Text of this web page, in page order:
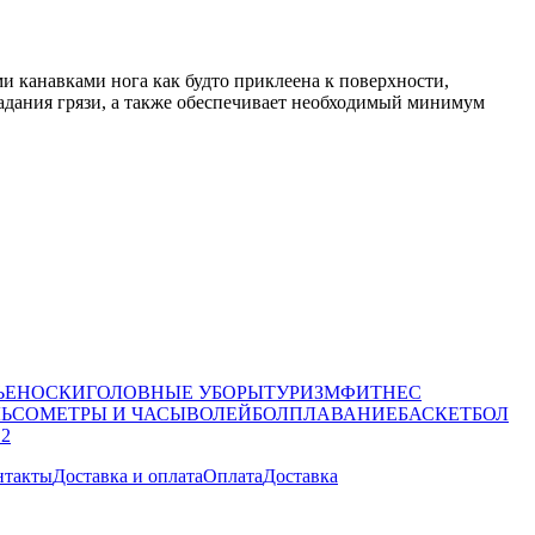
нога как будто приклеена к поверхности,
грязи, а также обеспечивает необходимый минимум
НОСКИГОЛОВНЫЕ УБОРЫТУРИЗМФИТНЕС
И ЧАСЫВОЛЕЙБОЛПЛАВАНИЕБАСКЕТБОЛ
Доставка и оплатаОплатаДоставка